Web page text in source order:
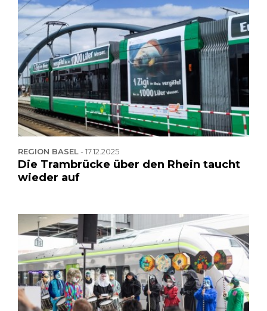
REGION BASEL-17.12.2025
Die Trambrücke über den Rhein taucht
wieder auf